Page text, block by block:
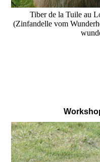
Tiber de la Tuile au
(Zinfandelle vom